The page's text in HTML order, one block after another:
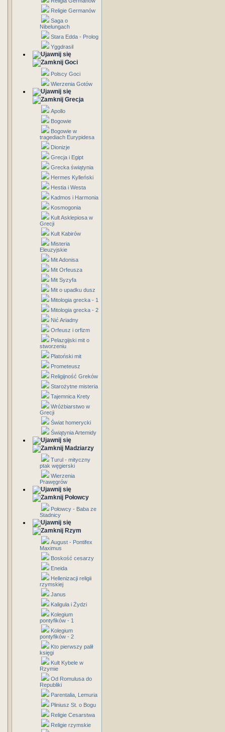
Religie Germanów
Saga o
Nibelungach
Stara Edda - Prolog
Yggdrasil
Goci
Polscy Goci
Wierzenia Gotów
Grecja
Apollo
Bogowie
Bogowie w
tragediach Eurypidesa
Dionizje
Grecja i Egipt
Grecka świątynia
Hermes Kylleński
Hestia i Westa
Kadmos i Harmonia
Kosmogonia
Kult Asklepiosa w
Grecji
Kult Kabirów
Misteria
Eleuzyjskie
Mit Adonisa
Mit Orfeusza
Mit Syzyfa
Mit o upadku dusz
Mitologia grecka - 1
Mitologia grecka - 2
Nić Ariadny
Orfeusz i orfizm
Pelazgijski mit o
stworzeniu
Platoński mit
Prometeusz
Religijność Greków
Starożytne misteria
Tajemnica Krety
Wróżbiarstwo w
Grecji
Świat homerycki
Świątynia Artemidy
Madziarzy
Turul - mityczny
ptak węgierski
Wierzenia
Prawęgrów
Połowcy
Połowcy - Baba ze
Stadnicy
Rzym
August - Pontifex
Maximus
Boskość cesarzy
Eneida
Hellenizacji religii
rzymskiej
Janus
Kaligula i Żydzi
Kolegium
pontyfików - 1
Kolegium
pontyfików - 2
Kto pierwszy palił
księgi
Kult Kybele w
Rzymie
Od Romulusa do
Republiki
Parentalia, Lemuria
Pliniusz St. o Bogu
Religie Cesarstwa
Religie rzymskie